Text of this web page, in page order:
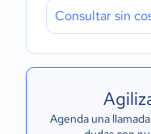
Consultar sin
Agenda una